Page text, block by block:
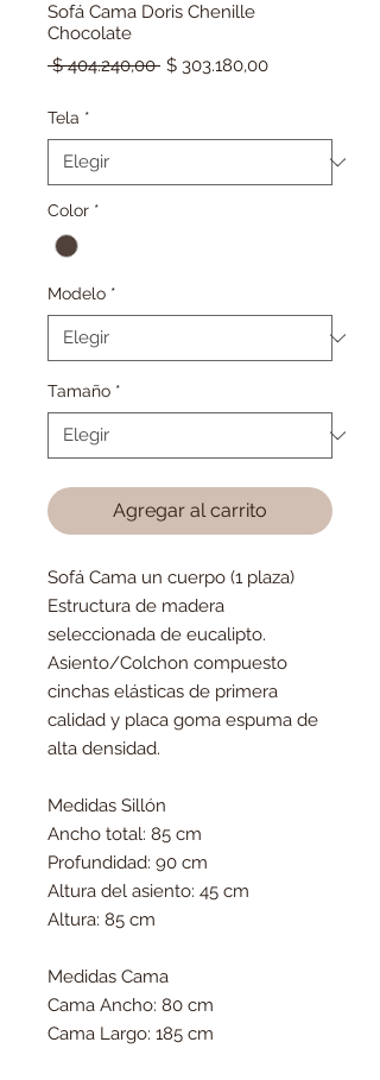
Sofá Cama Doris Chenille
Chocolate
$ 404.240,00 Precio
$ 303.180,00Precio
Tela *
Color *
Modelo *
Tamaño *
Agregar al carrito
Sofá Cama un cuerpo (1 plaza)
Estructura de madera
seleccionada de eucalipto.
Asiento/Colchon compuesto
cinchas elásticas de primera
calidad y placa goma espuma de
alta densidad.
Medidas Sillón
Ancho total: 85 cm
Profundidad: 90 cm
Altura del asiento: 45 cm
Altura: 85 cm
Medidas Cama
Cama Ancho: 80 cm
Cama Largo: 185 cm